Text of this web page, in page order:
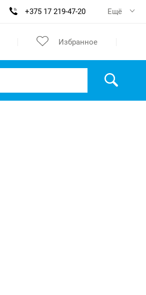
+375 17 219-47-20 Ещё
Избранное